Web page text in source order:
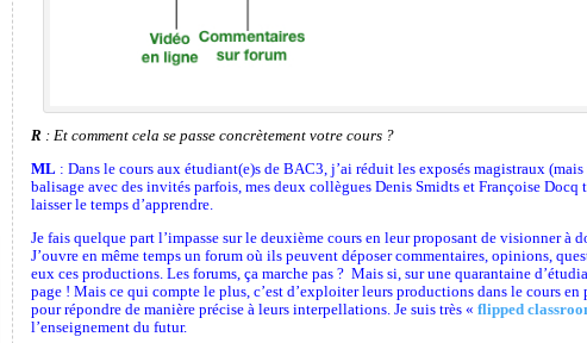
R : Et comment cela se passe concrètement votre cours ?
ML : Dans le cours aux étudiant(e)s de BAC3, j’ai réduit les exposés magistraux
balisage avec des invités parfois, mes deux collègues Denis Smidts et Françoise
laisser le temps d’apprendre.
Je fais quelque part l’impasse sur le deuxième cours en leur proposant de visionner à
J’ouvre en même temps un forum où ils peuvent déposer commentaires, opinions,
eux ces productions. Les forums, ça marche pas ? Mais si, sur une quarantaine
page ! Mais ce qui compte le plus, c’est d’exploiter leurs productions dans le cours
pour répondre de manière précise à leurs interpellations. Je suis très « flipped
l’enseignement du futur.